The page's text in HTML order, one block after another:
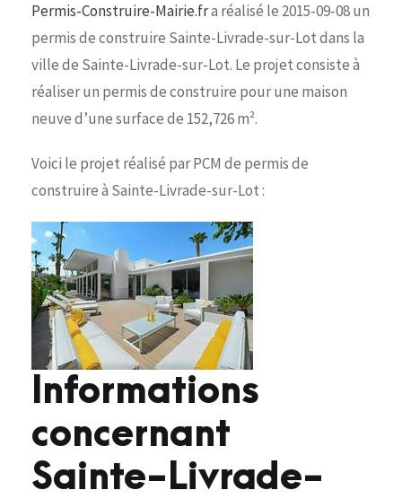
Permis-Construire-Mairie.fra réalisé le 2015-09-08 un
permis de construire Sainte-Livrade-sur-Lot dans la
ville de Sainte-Livrade-sur-Lot. Le projet consiste à
réaliser un permis de construire pour une maison
neuve d’une surface de 152,726 m².
Voici le projet réalisé par PCM de permis de
construire à Sainte-Livrade-sur-Lot :
Informations
concernant
Sainte-Livrade-